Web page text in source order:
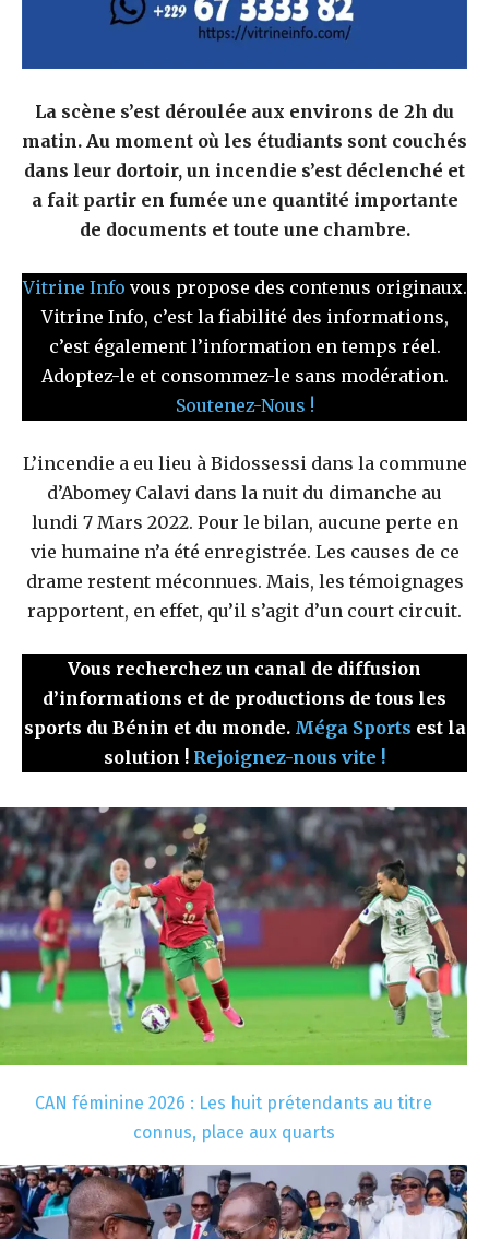
La scène s’est déroulée aux environs de 2h du
matin. Au moment où les étudiants sont couchés
dans leur dortoir, un incendie s’est déclenché et
a fait partir en fumée une quantité importante
de documents et toute une chambre.
Vitrine Info vous propose des contenus originaux.
Vitrine Info, c’est la fiabilité des informations,
c’est également l’information en temps réel.
Adoptez-le et consommez-le sans modération.
Soutenez-Nous !
L’incendie a eu lieu à Bidossessi dans la commune
d’Abomey Calavi dans la nuit du dimanche au
lundi 7 Mars 2022. Pour le bilan, aucune perte en
vie humaine n’a été enregistrée. Les causes de ce
drame restent méconnues. Mais, les témoignages
rapportent, en effet, qu’il s’agit d’un court circuit.
Vous recherchez un canal de diffusion
d’informations et de productions de tous les
sports du Bénin et du monde. Méga Sports est la
solution ! Rejoignez-nous vite !
CAN féminine 2026 : Les huit prétendants au titre
connus, place aux quarts